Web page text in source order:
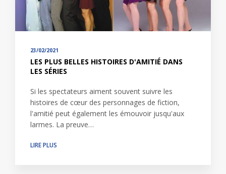
23/02/2021
LES PLUS BELLES HISTOIRES D'AMITIÉ DANS
LES SÉRIES
Si les spectateurs aiment souvent suivre les
histoires de cœur des personnages de fiction,
l'amitié peut également les émouvoir jusqu'aux
larmes. La preuve…
LIRE PLUS